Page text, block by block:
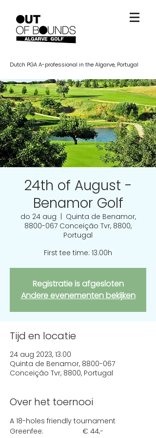
Dutch PGA A-professional in the Algarve, Portugal
24th of August -
Benamor Golf
do 24 aug
Quinta de Benamor,
8800-067 Conceição Tvr, 8800,
Portugal
First tee time: 13.00h
Registratie is afgesloten
Andere evenementen bekijken
Tijd en locatie
24 aug 2023, 13:00
Quinta de Benamor, 8800-067
Conceição Tvr, 8800, Portugal
Over het toernooi
A 18-holes friendly tournament
Greenfee:                    € 44,-